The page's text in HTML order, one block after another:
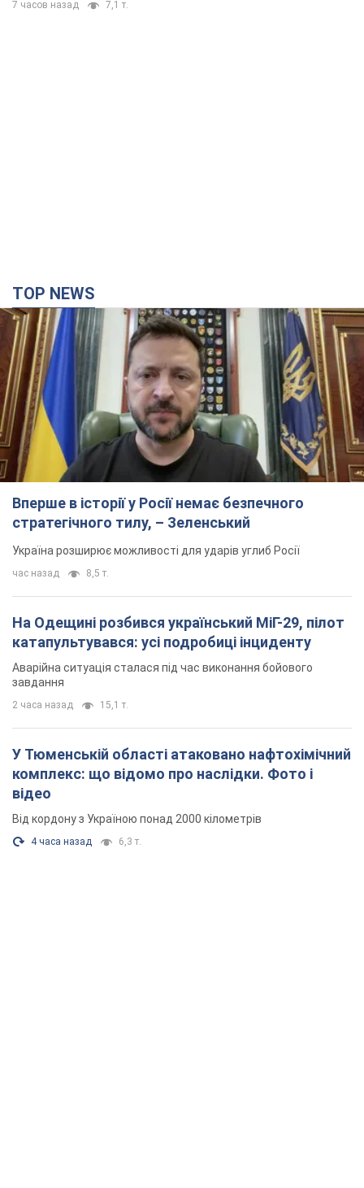
7 часов назад 7,1 т.
TOP NEWS
Вперше в історії у Росії немає безпечного
стратегічного тилу, – Зеленський
Україна розширює можливості для ударів углиб Росії
час назад 8,5 т.
На Одещині розбився український МіГ-29, пілот
катапультувався: усі подробиці інциденту
Аварійна ситуація сталася під час виконання бойового
завдання
2 часа назад 15,1 т.
У Тюменській області атаковано нафтохімічний
комплекс: що відомо про наслідки. Фото і
відео
Від кордону з Україною понад 2000 кілометрів
4 часа назад 6,3 т.